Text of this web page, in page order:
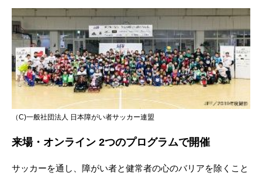
（C)一般社団法人 日本障がい者サッカー連盟
来場・オンライン 2つのプログラムで開催
サッカーを通し、障がい者と健常者の心のバリアを除くこと